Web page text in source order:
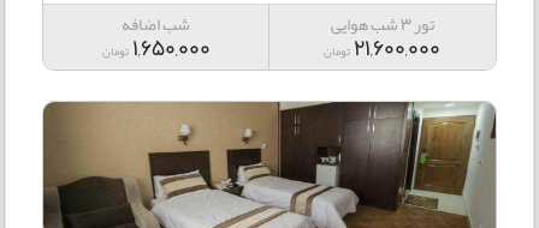
تور 3 شب هوایی
21,600,000تومان
شب اضافه
1,650,000 تومان